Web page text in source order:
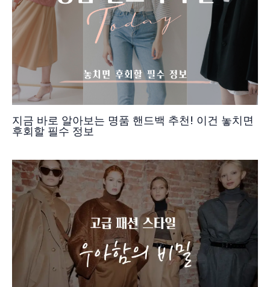
지금 바로 알아보는 명품 핸드백 추천! 이건 놓치면
후회할 필수 정보